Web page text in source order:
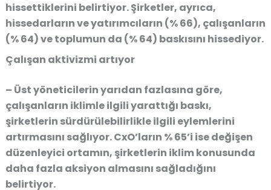
hissettiklerini belirtiyor. Şirketler, ayrıca,
hissedarların ve yatırımcıların (% 66), çalışanların
(% 64) ve toplumun da (% 64) baskısını hissediyor.
Çalışan aktivizmi artıyor
– Üst yöneticilerin yarıdan fazlasına göre,
çalışanların iklimle ilgili yarattığı baskı,
şirketlerin sürdürülebilirlikle ilgili eylemlerini
artırmasını sağlıyor. CxO’ların % 65’i ise değişen
düzenleyici ortamın, şirketlerin iklim konusunda
daha fazla aksiyon almasını sağladığını
belirtiyor.